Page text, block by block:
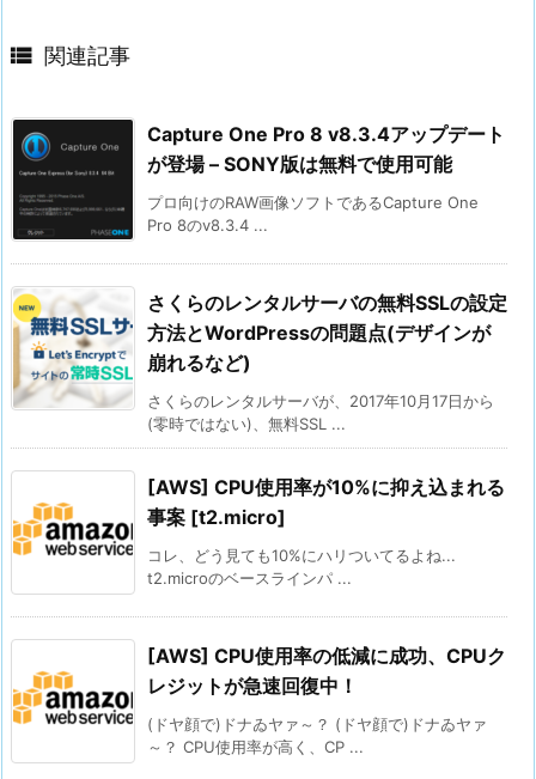
 関連記事
Capture One Pro 8 v8.3.4アップデート
が登場 – SONY版は無料で使用可能
プロ向けのRAW画像ソフトであるCapture One
Pro 8のv8.3.4 ...
さくらのレンタルサーバの無料SSLの設定
方法とWordPressの問題点(デザインが
崩れるなど)
さくらのレンタルサーバが、2017年10月17日から
(零時ではない)、無料SSL ...
[AWS] CPU使用率が10%に抑え込まれる
事案 [t2.micro]
コレ、どう見ても10%にハリついてるよね...
t2.microのベースラインパ ...
[AWS] CPU使用率の低減に成功、CPUク
レジットが急速回復中！
(ドヤ顔で)ドナゐヤァ～？ (ドヤ顔で)ドナゐヤァ
～？ CPU使用率が高く、CP ...